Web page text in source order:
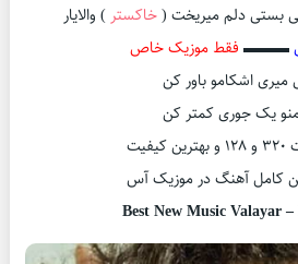
بستی دلم میریخت (خاکستر ) والایار
▬▬▬ فقط موزیک خاص
میری اشکامو باور کن
یک جوری کمتر کن
کامل آهنگ در موزیک آس
Best New Music Valayar